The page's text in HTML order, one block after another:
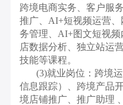
跨境电商实务、客户服
推广、AI+短视频运营
务管理、AI+图文短视
店数据分析、独立站运
技能等课程。
(3)就业岗位：跨境
信息跟踪）、跨境产品
境店铺推广、推广助理